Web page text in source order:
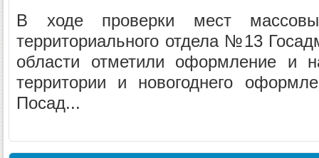
В ходе проверки мест
территориального отдела №13
области отметили оформление и
территории и новогоднего
Посад...